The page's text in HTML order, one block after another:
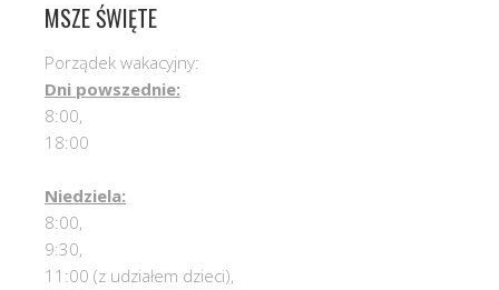
MSZE ŚWIĘTE
Porządek wakacyjny:
Dni powszednie:
8:00,
18:00
Niedziela:
8:00,
9:30,
11:00 (z udziałem dzieci),